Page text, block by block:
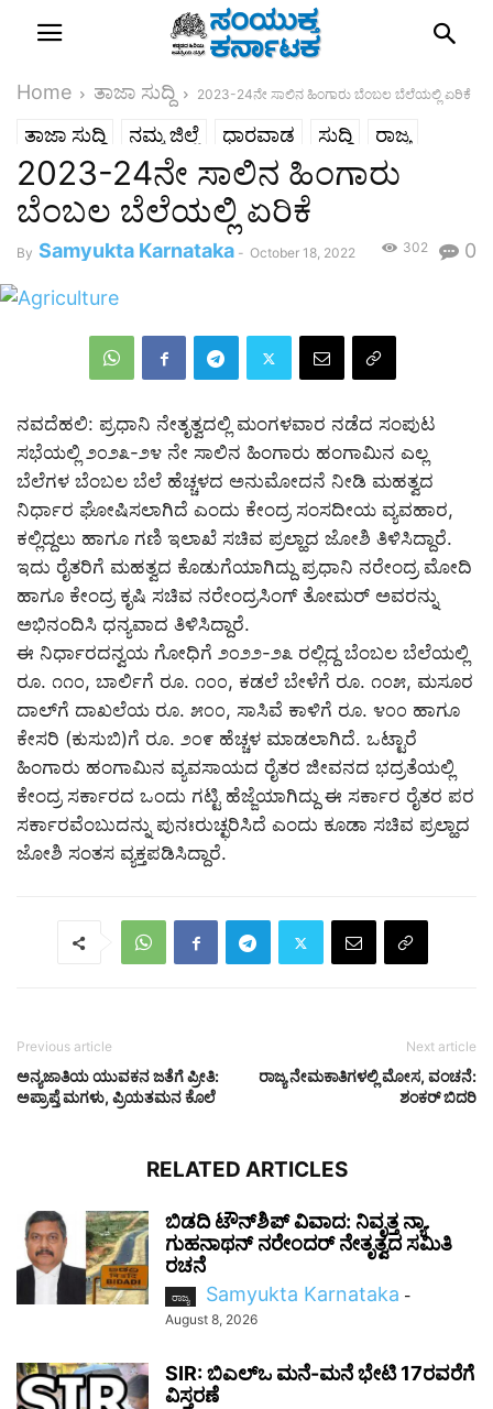
Home ತಾಜಾ ಸುದ್ದಿ 2023-24ನೇ ಸಾಲಿನ ಹಿಂಗಾರು ಬೆಂಬಲ ಬೆಲೆಯಲ್ಲಿ ಏರಿಕೆ
ತಾಜಾ ಸುದ್ದಿ ನಮ್ಮ ಜಿಲ್ಲೆ ಧಾರವಾಡ ಸುದ್ದಿ ರಾಜ್ಯ
2023-24ನೇ ಸಾಲಿನ ಹಿಂಗಾರು
ಬೆಂಬಲ ಬೆಲೆಯಲ್ಲಿ ಏರಿಕೆ
By Samyukta Karnataka - October 18, 2022 0
302
ನವದೆಹಲಿ: ಪ್ರಧಾನಿ ನೇತೃತ್ವದಲ್ಲಿ ಮಂಗಳವಾರ ನಡೆದ ಸಂಪುಟ
ಸಭೆಯಲ್ಲಿ ೨೦೨೩-೨೪ ನೇ ಸಾಲಿನ ಹಿಂಗಾರು ಹಂಗಾಮಿನ ಎಲ್ಲ
ಬೆಲೆಗಳ ಬೆಂಬಲ ಬೆಲೆ ಹೆಚ್ಚಳದ ಅನುಮೋದನೆ ನೀಡಿ ಮಹತ್ವದ
ನಿರ್ಧಾರ ಘೋಷಿಸಲಾಗಿದೆ ಎಂದು ಕೇಂದ್ರ ಸಂಸದೀಯ ವ್ಯವಹಾರ,
ಕಲ್ಲಿದ್ದಲು ಹಾಗೂ ಗಣಿ ಇಲಾಖೆ ಸಚಿವ ಪ್ರಲ್ಹಾದ ಜೋಶಿ ತಿಳಿಸಿದ್ದಾರೆ.
ಇದು ರೈತರಿಗೆ ಮಹತ್ವದ ಕೊಡುಗೆಯಾಗಿದ್ದು ಪ್ರಧಾನಿ ನರೇಂದ್ರ ಮೋದಿ
ಹಾಗೂ ಕೇಂದ್ರ ಕೃಷಿ ಸಚಿವ ನರೇಂದ್ರಸಿಂಗ್ ತೋಮರ್ ಅವರನ್ನು
ಅಭಿನಂದಿಸಿ ಧನ್ಯವಾದ ತಿಳಿಸಿದ್ದಾರೆ.
ಈ ನಿರ್ಧಾರದನ್ವಯ ಗೋಧಿಗೆ ೨೦೨೨-೨೩ ರಲ್ಲಿದ್ದ ಬೆಂಬಲ ಬೆಲೆಯಲ್ಲಿ
ರೂ. ೧೧೦, ಬಾರ್ಲಿಗೆ ರೂ. ೧೦೦, ಕಡಲೆ ಬೇಳೆಗೆ ರೂ. ೧೦೫, ಮಸೂರ
ದಾಲ್‌ಗೆ ದಾಖಲೆಯ ರೂ. ೫೦೦, ಸಾಸಿವೆ ಕಾಳಿಗೆ ರೂ. ೪೦೦ ಹಾಗೂ
ಕೇಸರಿ (ಕುಸುಬಿ)ಗೆ ರೂ. ೨೦೯ ಹೆಚ್ಚಳ ಮಾಡಲಾಗಿದೆ. ಒಟ್ಟಾರೆ
ಹಿಂಗಾರು ಹಂಗಾಮಿನ ವ್ಯವಸಾಯದ ರೈತರ ಜೀವನದ ಭದ್ರತೆಯಲ್ಲಿ
ಕೇಂದ್ರ ಸರ್ಕಾರದ ಒಂದು ಗಟ್ಟಿ ಹೆಜ್ಜೆಯಾಗಿದ್ದು ಈ ಸರ್ಕಾರ ರೈತರ ಪರ
ಸರ್ಕಾರವೆಂಬುದನ್ನು ಪುನಃರುಚ್ಛರಿಸಿದೆ ಎಂದು ಕೂಡಾ ಸಚಿವ ಪ್ರಲ್ಹಾದ
ಜೋಶಿ ಸಂತಸ ವ್ಯಕ್ತಪಡಿಸಿದ್ದಾರೆ.
Previous article
ಅನ್ಯಜಾತಿಯ ಯುವಕನ‌ ಜತೆಗೆ ಪ್ರೀತಿ:
ಅಪ್ರಾಪ್ತೆ ಮಗಳು, ಪ್ರಿಯತಮನ ಕೊಲೆ
Next article
ರಾಜ್ಯ ನೇಮಕಾತಿಗಳಲ್ಲಿ ಮೋಸ, ವಂಚನೆ:
ಶಂಕರ್ ಬಿದರಿ
RELATED ARTICLES
ಬಿಡದಿ ಟೌನ್‌ಶಿಪ್ ವಿವಾದ: ನಿವೃತ್ತ ನ್ಯಾ.
ಗುಹನಾಥನ್ ನರೇಂದರ್ ನೇತೃತ್ವದ ಸಮಿತಿ
ರಚನೆ
ರಾಜ್ಯ Samyukta Karnataka -
August 8, 2026
SIR: ಬಿಎಲ್ಒ ಮನೆ-ಮನೆ ಭೇಟಿ 17ರವರೆಗೆ
ವಿಸ್ತರಣೆ